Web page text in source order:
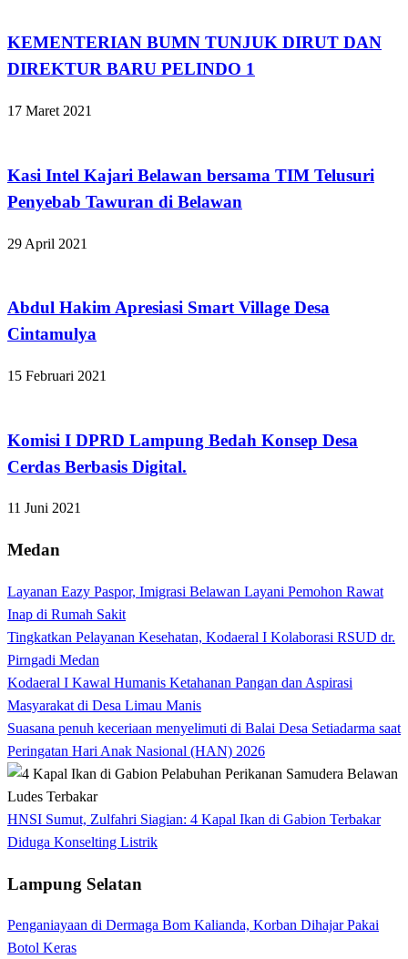
KEMENTERIAN BUMN TUNJUK DIRUT DAN
DIREKTUR BARU PELINDO 1
17 Maret 2021
Kasi Intel Kajari Belawan bersama TIM Telusuri
Penyebab Tawuran di Belawan
29 April 2021
Abdul Hakim Apresiasi Smart Village Desa
Cintamulya
15 Februari 2021
Komisi I DPRD Lampung Bedah Konsep Desa
Cerdas Berbasis Digital.
11 Juni 2021
Medan
Layanan Eazy Paspor, Imigrasi Belawan Layani Pemohon Rawat
Inap di Rumah Sakit
Tingkatkan Pelayanan Kesehatan, Kodaeral I Kolaborasi RSUD dr.
Pirngadi Medan‎
Kodaeral I Kawal Humanis Ketahanan Pangan dan Aspirasi
Masyarakat di Desa Limau Manis
Suasana penuh keceriaan menyelimuti di Balai Desa Setiadarma saat
Peringatan Hari Anak Nasional (HAN) 2026
HNSI Sumut, Zulfahri Siagian: 4 Kapal Ikan di Gabion Terbakar
Diduga Konselting Listrik
Lampung Selatan
Penganiayaan di Dermaga Bom Kalianda, Korban Dihajar Pakai
Botol Keras